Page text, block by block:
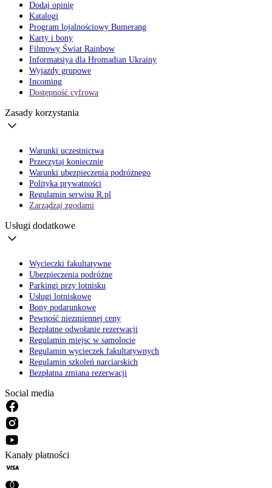
Dodaj opinię
Katalogi
Program lojalnościowy Bumerang
Karty i bony
Filmowy Świat Rainbow
Informatsiya dla Hromadian Ukrainy
Wyjazdy grupowe
Incoming
Dostępność cyfrowa
Zasady korzystania
Warunki uczestnictwa
Przeczytaj koniecznie
Warunki ubezpieczenia podróżnego
Polityka prywatności
Regulamin serwisu R.pl
Zarządzaj zgodami
Usługi dodatkowe
Wycieczki fakultatywne
Ubezpieczenia podróżne
Parkingi przy lotnisku
Usługi lotniskowe
Bony podarunkowe
Pewność niezmiennej ceny
Bezpłatne odwołanie rezerwacji
Regulamin miejsc w samolocie
Regulamin wycieczek fakultatywnych
Regulamin szkoleń narciarskich
Bezpłatna zmiana rezerwacji
Social media
Kanały płatności